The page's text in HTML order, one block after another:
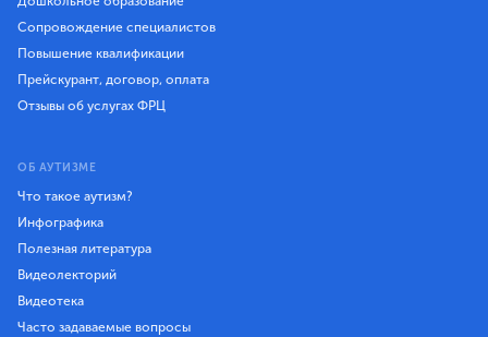
Сопровождение специалистов
Повышение квалификации
Прейскурант, договор, оплата
Отзывы об услугах ФРЦ
ОБ АУТИЗМЕ
Что такое аутизм?
Инфографика
Полезная литература
Видеолекторий
Видеотека
Часто задаваемые вопросы